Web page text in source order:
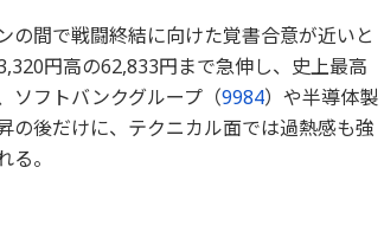
間で戦闘終結に向けた覚書合意が近いと
円高の62,833円まで急伸し、史上最高
ソフトバンクグループ（9984）や半導体製
の後だけに、テクニカル面では過熱感も強
。